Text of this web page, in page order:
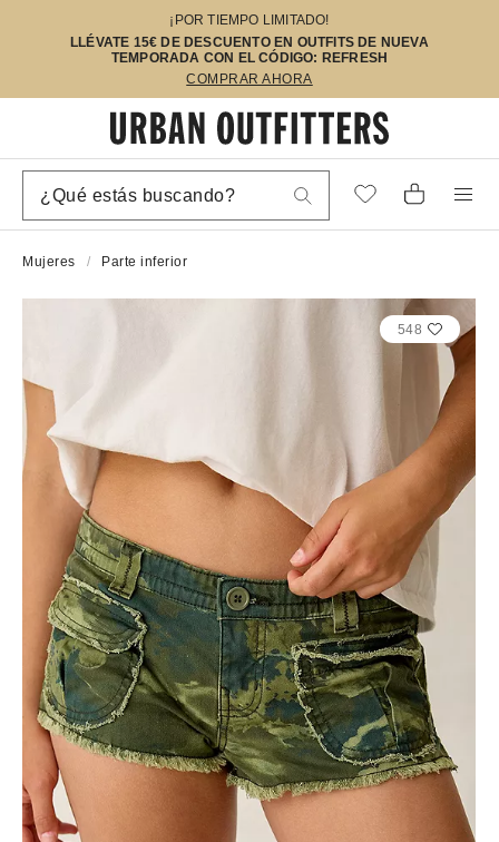
¡POR TIEMPO LIMITADO!
LLÉVATE 15€ DE DESCUENTO EN OUTFITS DE NUEVA
TEMPORADA CON EL CÓDIGO: REFRESH
COMPRAR AHORA
Mujeres Parte inferior
548